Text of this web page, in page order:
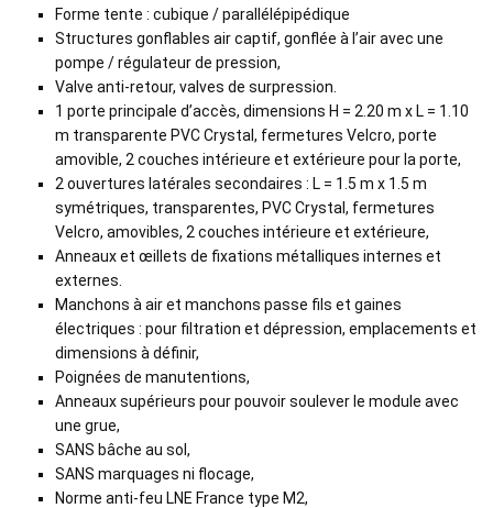
Forme tente : cubique / parallélépipédique
Structures gonflables air captif, gonflée à l’air avec une
pompe / régulateur de pression,
Valve anti-retour, valves de surpression.
1 porte principale d’accès, dimensions H = 2.20 m x L = 1.10
m transparente PVC Crystal, fermetures Velcro, porte
amovible, 2 couches intérieure et extérieure pour la porte,
2 ouvertures latérales secondaires : L = 1.5 m x 1.5 m
symétriques, transparentes, PVC Crystal, fermetures
Velcro, amovibles, 2 couches intérieure et extérieure,
Anneaux et œillets de fixations métalliques internes et
externes.
Manchons à air et manchons passe fils et gaines
électriques : pour filtration et dépression, emplacements et
dimensions à définir,
Poignées de manutentions,
Anneaux supérieurs pour pouvoir soulever le module avec
une grue,
SANS bâche au sol,
SANS marquages ni flocage,
Norme anti-feu LNE France type M2,